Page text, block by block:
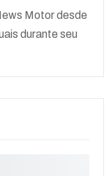
Motor desde
durante seu